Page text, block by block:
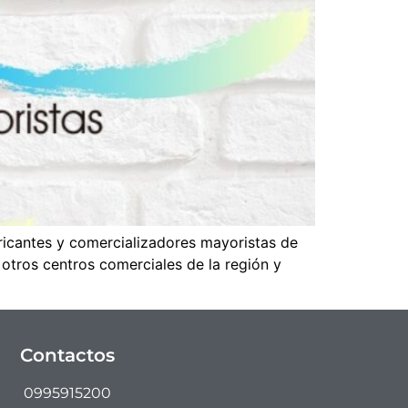
y comercializadores mayoristas de
centros comerciales de la región y
Contactos
0995915200